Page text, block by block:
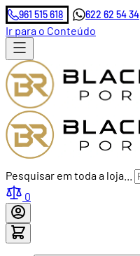
961 515 618 622 62 54 34
Ir para o Conteúdo
Pesquisar em toda a loja...
0